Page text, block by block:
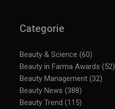
Categorie
Beauty & Science (60)
Beauty in Farma Awards (52)
Beauty Management (32)
Beauty News (388)
Beauty Trend (115)